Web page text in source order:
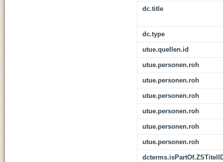
dc.title
dc.type
utue.quellen.id
utue.personen.roh
utue.personen.roh
utue.personen.roh
utue.personen.roh
utue.personen.roh
utue.personen.roh